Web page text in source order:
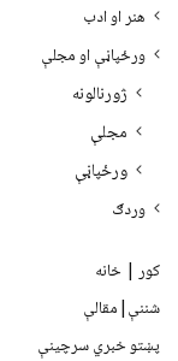
هنر او ادب
ورځپاڼې او مجلې
ژورنالونه
مجلې
ورځپاڼې
وردګ
کور | خانه
شننې|مقالې
پښتو خبري سرچينې